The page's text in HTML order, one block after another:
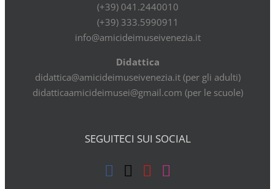
(+39) 041.2440010
(+39) 333.5990911
info@amicideimuseivenezia.it
Didattica
didattica@amicideimuseivenezia.it (per gli adulti)
didatticaamicideimusei@gmail.com (per le scuole)
SEGUITECI SUI SOCIAL